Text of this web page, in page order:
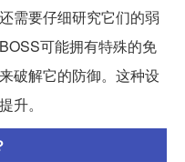
需要仔细研究它们的弱
可能拥有特殊的免
破解它的防御。这种设
升。